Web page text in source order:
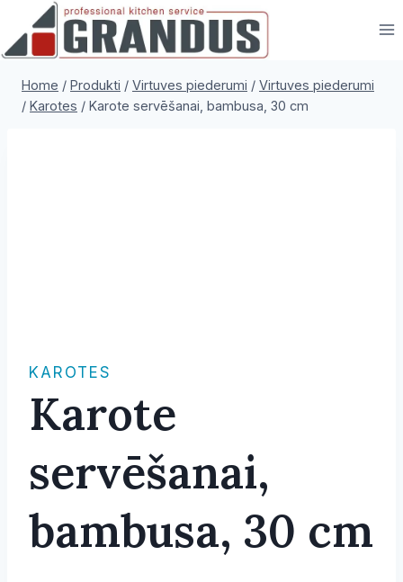
content
Home / Produkti / Virtuves piederumi / Virtuves piederumi
/ Karotes / Karote servēšanai, bambusa, 30 cm
KAROTES
Karote
servēšanai,
bambusa, 30 cm